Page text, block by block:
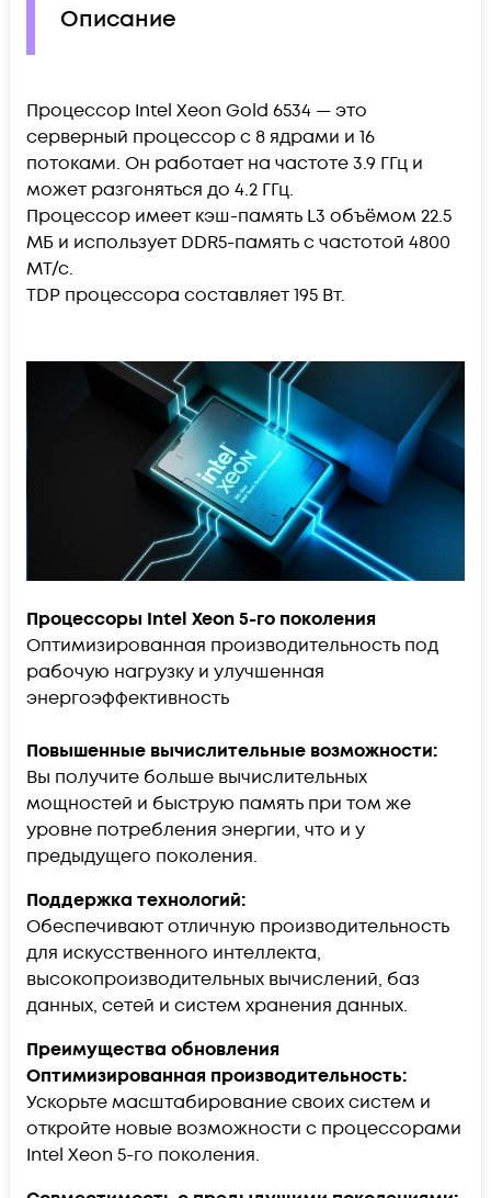
Описание
Процессор Intel Xeon Gold 6534 — это
серверный процессор с 8 ядрами и 16
потоками. Он работает на частоте 3.9 ГГц и
может разгоняться до 4.2 ГГц.
Процессор имеет кэш-память L3 объёмом 22.5
МБ и использует DDR5-память с частотой 4800
МТ/с.
TDP процессора составляет 195 Вт.
Процессоры Intel Xeon 5-го поколения
Оптимизированная производительность под
рабочую нагрузку и улучшенная
энергоэффективность
Повышенные вычислительные возможности:
Вы получите больше вычислительных
мощностей и быструю память при том же
уровне потребления энергии, что и у
предыдущего поколения.
Поддержка технологий:
Обеспечивают отличную производительность
для искусственного интеллекта,
высокопроизводительных вычислений, баз
данных, сетей и систем хранения данных.
Преимущества обновления
Оптимизированная производительность:
Ускорьте масштабирование своих систем и
откройте новые возможности с процессорами
Intel Xeon 5-го поколения.